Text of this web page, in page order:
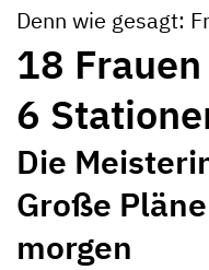
Denn wie gesagt:
18 Frauen
6
Die
Große
morgen